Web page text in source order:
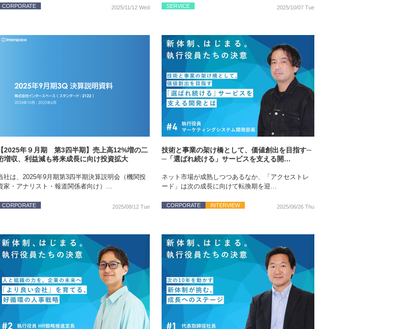
CORPORATE 2025/11/12 Wed SERVICE 2025/10/07 Tue
【2025年９月期 第3四半期】売上高12%増の二
増収、利益減も将来成長に向け投資拡大
社は、2025年9月期第3四半期決算説明会（機関投
家・アナリスト・報道関係者向け）…
CORPORATE 2025/08/12 Tue
技術と事業の架け橋として、価値創出を目指す─
─「選ばれ続ける」サービスを支える開…
ネット市場が成熟しつつあるなか、「アクセストレ
ード」は次の成長に向けて転換期を迎…
CORPORATE INTERVIEW 2025/06/26 Thu